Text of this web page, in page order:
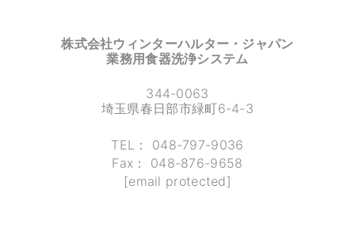
株式会社ウィンターハルター・ジャパン
業務用食器洗浄システム
344-0063
埼玉県春日部市緑町6-4-3
TEL： 048-797-9036
Fax： 048-876-9658
[email protected]